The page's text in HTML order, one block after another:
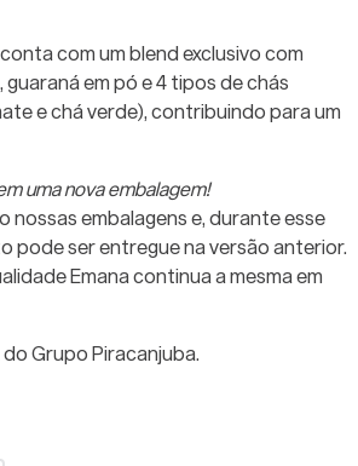
com um blend exclusivo com
em pó e 4 tipos de chás
e chá verde), contribuindo para um
uma nova embalagem!
nossas embalagens e, durante esse
pode ser entregue na versão anterior.
Emana continua a mesma em
Grupo Piracanjuba.